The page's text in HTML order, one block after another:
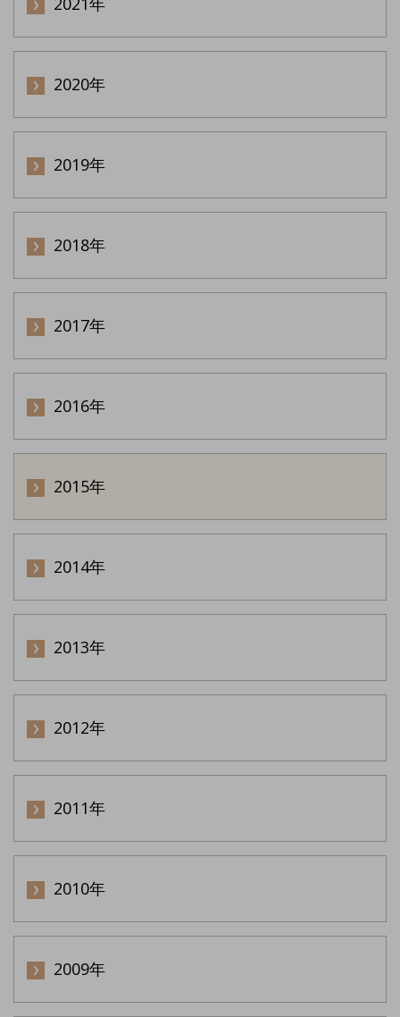
2020年
2019年
2018年
2017年
2016年
2015年
2014年
2013年
2012年
2011年
2010年
2009年